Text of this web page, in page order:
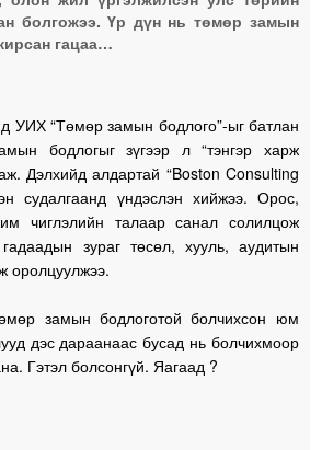
болгожээ. Үр дүн нь төмөр замын
гацаа…
УИХ “Төмөр замын бодлого”-ыг батлан
бодлогыг зүгээр л “тэнгэр харж
Дэлхийд алдартай “Boston Consulting
судалгаанд үндэслэн хийжээ. Орос,
чиглэлийн талаар санал солилцож
зураг төсөл, хууль, аудитын
оролцуулжээ.
замын бодлоготой болчихсон юм
дэс дараанаас бусад нь болчихмоор
Гэтэл болсонгүй. Яагаад ?